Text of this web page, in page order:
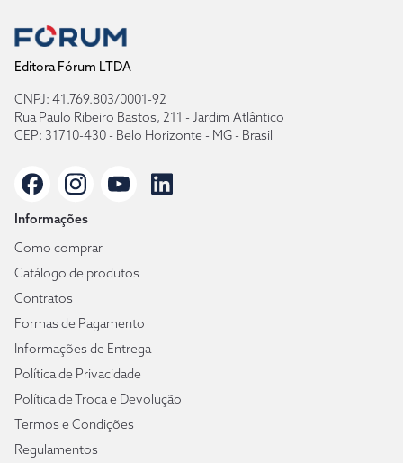
Editora Fórum LTDA
CNPJ: 41.769.803/0001-92
Rua Paulo Ribeiro Bastos, 211 - Jardim Atlântico
CEP: 31710-430 - Belo Horizonte - MG - Brasil
Informações
Como comprar
Catálogo de produtos
Contratos
Formas de Pagamento
Informações de Entrega
Política de Privacidade
Política de Troca e Devolução
Termos e Condições
Regulamentos